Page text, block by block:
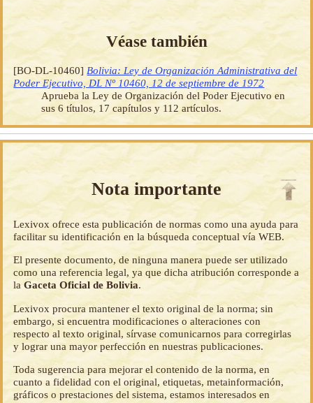
Véase también
[BO-DL-10460] Bolivia: Ley de Organización Administrativa del
Poder Ejecutivo, DL Nº 10460, 12 de septiembre de 1972
Aprueba la Ley de Organización del Poder Ejecutivo en
sus 6 títulos, 17 capítulos y 112 artículos.
Nota importante
Lexivox ofrece esta publicación de normas como una ayuda para
facilitar su identificación en la búsqueda conceptual vía WEB.
El presente documento, de ninguna manera puede ser utilizado
como una referencia legal, ya que dicha atribución corresponde a
laGaceta Oficial de Bolivia.
Lexivox procura mantener el texto original de la norma; sin
embargo, si encuentra modificaciones o alteraciones con
respecto al texto original, sírvase comunicarnos para corregirlas
y lograr una mayor perfección en nuestras publicaciones.
Toda sugerencia para mejorar el contenido de la norma, en
cuanto a fidelidad con el original, etiquetas, metainformación,
gráficos o prestaciones del sistema, estamos interesados en